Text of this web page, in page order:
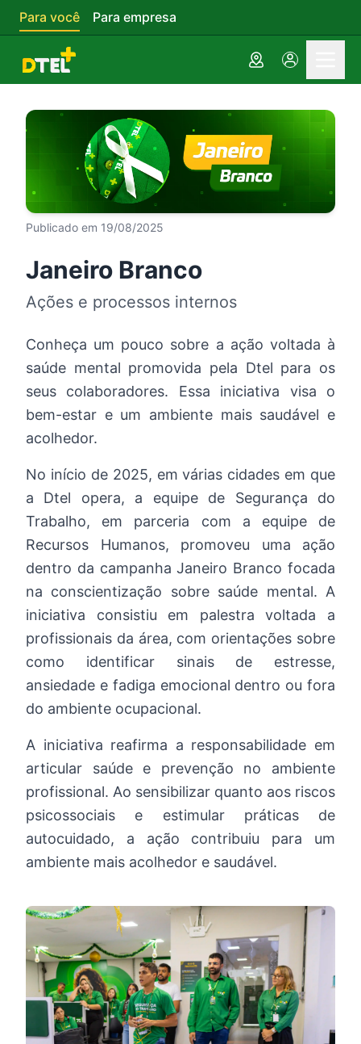
Para você Para empresa
Publicado em 19/08/2025
Janeiro Branco
Ações e processos internos
Conheça um pouco sobre a ação voltada à
saúde mental promovida pela Dtel para os
seus colaboradores. Essa iniciativa visa o
bem-estar e um ambiente mais saudável e
acolhedor.
No início de 2025, em várias cidades em que
a Dtel opera, a equipe de Segurança do
Trabalho, em parceria com a equipe de
Recursos Humanos, promoveu uma ação
dentro da campanha Janeiro Branco focada
na conscientização sobre saúde mental. A
iniciativa consistiu em palestra voltada a
profissionais da área, com orientações sobre
como identificar sinais de estresse,
ansiedade e fadiga emocional dentro ou fora
do ambiente ocupacional.
A iniciativa reafirma a responsabilidade em
articular saúde e prevenção no ambiente
profissional. Ao sensibilizar quanto aos riscos
psicossociais e estimular práticas de
autocuidado, a ação contribuiu para um
ambiente mais acolhedor e saudável.
Contate pelo WhatsApp
Indique um amigo
Ganhe descontos indicando amigos
Cadastre-se
Aproveite nossos planos e vantagens